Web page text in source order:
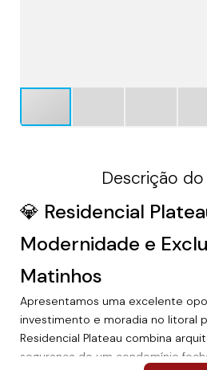
Descrição do
💎 Residencial
Modernidade e
Matinhos
Apresentamos uma excelente
investimento e moradia no litoral
Residencial Plateau combina
segurança de um condomínio